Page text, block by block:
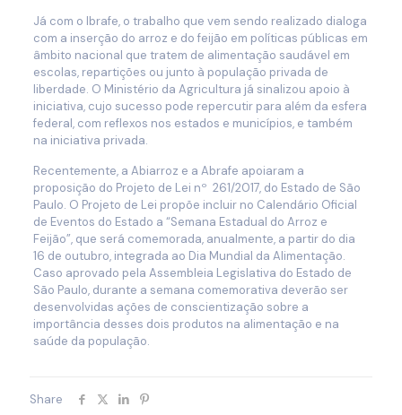
Já com o Ibrafe, o trabalho que vem sendo realizado dialoga
com a inserção do arroz e do feijão em políticas públicas em
âmbito nacional que tratem de alimentação saudável em
escolas, repartições ou junto à população privada de
liberdade. O Ministério da Agricultura já sinalizou apoio à
iniciativa, cujo sucesso pode repercutir para além da esfera
federal, com reflexos nos estados e municípios, e também
na iniciativa privada.
Recentemente, a Abiarroz e a Abrafe apoiaram a
proposição do Projeto de Lei nº 261/2017, do Estado de São
Paulo. O Projeto de Lei propõe incluir no Calendário Oficial
de Eventos do Estado a “Semana Estadual do Arroz e
Feijão”, que será comemorada, anualmente, a partir do dia
16 de outubro, integrada ao Dia Mundial da Alimentação.
Caso aprovado pela Assembleia Legislativa do Estado de
São Paulo, durante a semana comemorativa deverão ser
desenvolvidas ações de conscientização sobre a
importância desses dois produtos na alimentação e na
saúde da população.
Share